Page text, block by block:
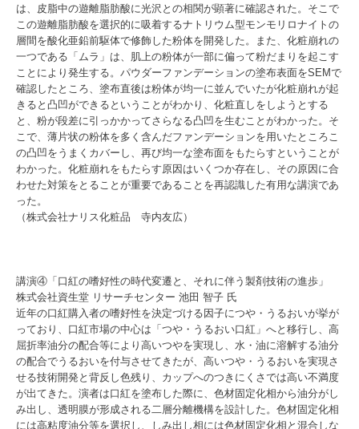
は、皮脂中の遊離脂肪酸に光沢との相関が顕著に確認された。そこで
この遊離脂肪酸を選択的に吸着するナトリウム型モンモリロナイトの
層間を酸化亜鉛前駆体で修飾した粉体を開発した。また、化粧崩れの
一つである「ムラ」は、肌上の粉体が一部に偏って粉だまりを起こす
ことにより発生する。パウダーファンデーションの塗布表面をSEMで
確認したところ、塗布直後は粉体が均一に並んでいたが化粧崩れが起
きると凸凹ができるということがわかり、化粧直しをしようとする
と、粉が段差に引っかかってさらなる凸凹を生むことがわかった。そ
こで、薄片状の粉体を多く含んだファンデーションを用いたところこ
の凸凹をうまくカバーし、再び均一な塗布面をもたらすということが
わかった。化粧崩れをもたらす原因はいくつか存在し、その原因に合
わせた対策をとることが重要であることを再認識した有用な講演であ
った。
（株式会社ナリス化粧品 寺内友広）
講演④「口紅の嗜好性の時代変遷と、それに伴う製剤技術の進歩」
株式会社資生堂 リサーチセンター 池田 智子 氏
近年の口紅購入者の嗜好性を決定づける因子につや・うるおいが挙が
っており、口紅市場の中心は「つや・うるおい口紅」へと移行し、高
屈折率油分の配合等により高いつやを実現し、水・油に溶解する油分
の配合でうるおいを付与させてきたが、高いつや・うるおいを実現さ
せる技術開発と背反し色残り、カップへのつきにくさでは高い不満度
が出てきた。演者は口紅を塗布した際に、色材固定化相から油分がし
み出し、透明膜が形成される二層分離機構を設計した。色材固定化相
には高粘度油分等を選択し、しみ出し相には色材固定化相と混合しな